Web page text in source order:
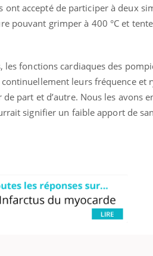
accepté de participer à deux
pouvant grimper à 400 °C et
les fonctions cardiaques des
leurs fréquence et
part et d’autre. Nous les avons
signifier un faible apport de